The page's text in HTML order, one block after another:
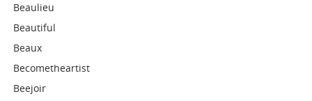
Beaulieu
Beautiful
Beaux
Becometheartist
Beejoir